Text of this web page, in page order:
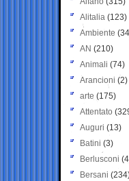
Alitalia (123)
Ambiente
AN (210)
Animali (74)
Arancioni (2)
arte (175)
Attentato
Auguri (13)
Batini (3)
Berlusconi
Bersani